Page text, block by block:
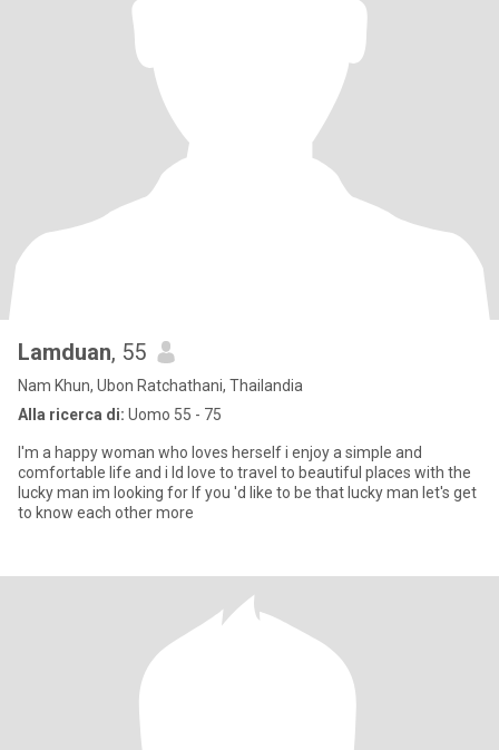
Lamduan, 55
Nam Khun, Ubon Ratchathani, Thailandia
Alla ricerca di: Uomo 55 - 75
I'm a happy woman who loves herself i enjoy a simple and
comfortable life and i ld love to travel to beautiful places with the
lucky man im looking for lf you 'd like to be that lucky man let's get
to know each other more